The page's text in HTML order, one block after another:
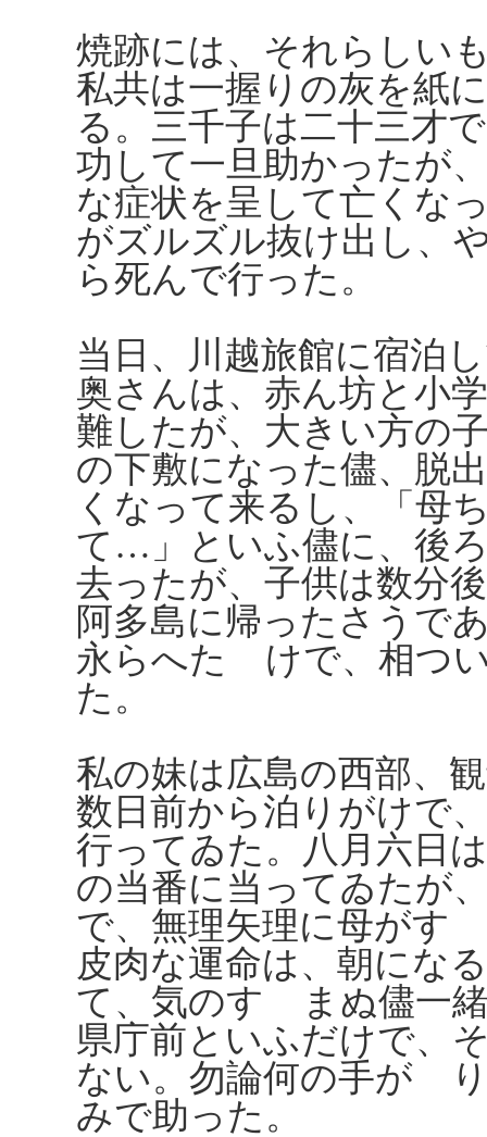
焼跡には、それらしい
私共は一握りの灰を紙
る。三千子は二十三才
功して一旦助かったが
な症状を呈して亡くな
がズルズル抜け出し、
ら死んで行った。
当日、川越旅館に宿泊
奥さんは、赤ん坊と小
難したが、大きい方の
の下敷になった儘、脱
くなって来るし、「母
て…」といふ儘に、後
去ったが、子供は数分
阿多島に帰ったさうで
永らへたゞけで、相つ
た。
私の妹は広島の西部、
数日前から泊りがけで
行ってゐた。八月六日
の当番に当ってゐたが
で、無理矢理に母がす
皮肉な運命は、朝にな
て、気のすゝまぬ儘一
県庁前といふだけで、
ない。勿論何の手がゝ
みで助った。